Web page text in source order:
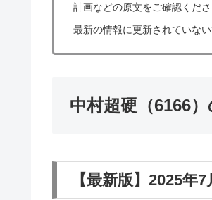
計画などの原文をご確認くださ
最新の情報に更新されていない
中村超硬（6166
【最新版】2025年